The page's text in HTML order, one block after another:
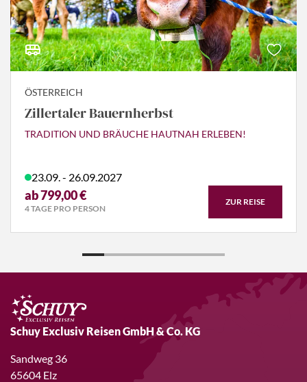
ÖSTERREICH
Zillertaler Bauernherbst
TRADITION UND BRÄUCHE HAUTNAH ERLEBEN!
23.09. - 26.09.2027
ab 799,00 €
4 TAGE PRO PERSON
ZUR REISE
Schuy Exclusiv Reisen GmbH & Co. KG
Sandweg 36
65604 Elz